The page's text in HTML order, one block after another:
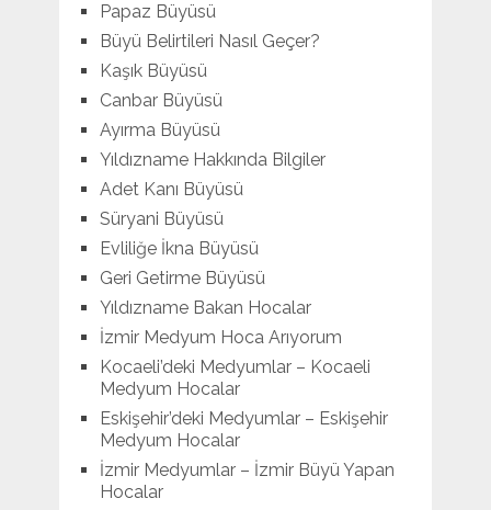
Papaz Büyüsü
Büyü Belirtileri Nasıl Geçer?
Kaşık Büyüsü
Canbar Büyüsü
Ayırma Büyüsü
Yıldızname Hakkında Bilgiler
Adet Kanı Büyüsü
Süryani Büyüsü
Evliliğe İkna Büyüsü
Geri Getirme Büyüsü
Yıldızname Bakan Hocalar
İzmir Medyum Hoca Arıyorum
Kocaeli’deki Medyumlar – Kocaeli
Medyum Hocalar
Eskişehir’deki Medyumlar – Eskişehir
Medyum Hocalar
İzmir Medyumlar – İzmir Büyü Yapan
Hocalar